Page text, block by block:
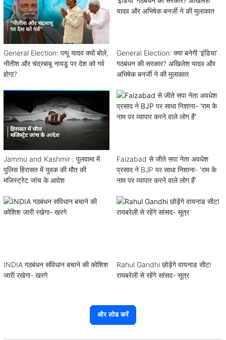
General Election: पप्पू यादव क्यों बोले,
नीतीश और चंद्रबाबू नायडू पर देश को गर्व
होगा?
General Election: क्या बनेगी 'इंडिया'
गठबंधन की सरकार? अखिलेश यादव और
अभिषेक बनर्जी ने की मुलाकात
Jammu and Kashmir : पुलवामा में
पुलिस हिरासत में युवक की मौत की
मजिस्ट्रेट जांच के आदेश
Faizabad से जीते सपा नेता अवधेश
प्रसाद ने BJP पर साधा निशाना- 'राम के
नाम पर व्यापार करने वाले लोग हैं'
INDIA गठबंधन संविधान बचाने की कोशिश
जारी रखेगा- खरगे
Rahul Gandhi छोड़ेंगे वायनाड सीट!
रायबरेली से रहेंगे सांसद- सूत्र
और लोड करें